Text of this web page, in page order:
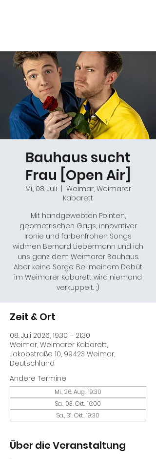
Bauhaus sucht
Frau [Open Air]
Mi., 08. Juli
Weimar, Weimarer
Kabarett
Mit handgewebten Pointen,
geometrischen Gags, innovativer
Ironie und farbenfrohen Songs
widmen Bernard Liebermann und ich
uns ganz dem Weimarer Bauhaus.
Aber keine Sorge: Bei meinem Debüt
im Weimarer Kabarett wird niemand
verkuppelt. ;)
Zeit & Ort
08. Juli 2026, 19:30 – 21:30
Weimar, Weimarer Kabarett,
Jakobstraße 10, 99423 Weimar,
Deutschland
Andere Termine
Mi., 26. Aug., 19:30
Sa., 03. Okt., 16:00
Sa., 31. Okt., 19:30
Über die Veranstaltung